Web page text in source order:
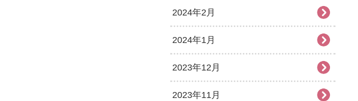
2024年2月
2024年1月
2023年12月
2023年11月